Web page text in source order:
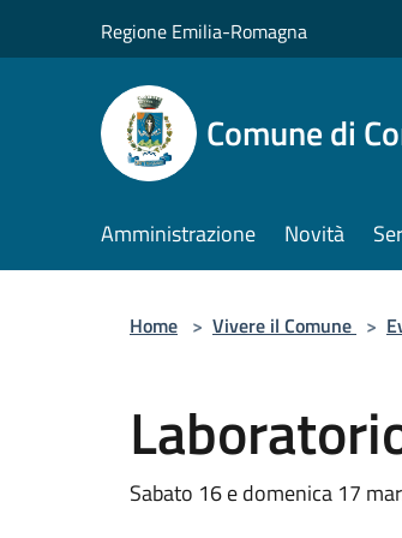
Regione Emilia-Romagna
Comune di
Amministrazione Novità
Home > Vivere il Comune >
Sabato 16 e domenica 17